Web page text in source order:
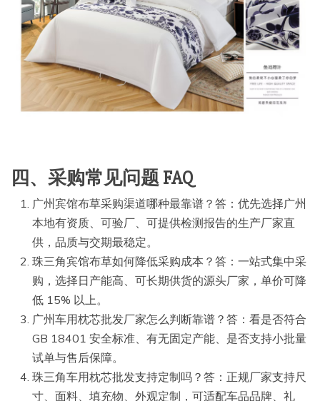
四、采购常见问题 FAQ
广州宾馆布草采购渠道哪种最靠谱？答：优先选择广州
本地有资质、可验厂、可提供检测报告的生产厂家直
供，品质与交期最稳定。
珠三角宾馆布草如何降低采购成本？答：一站式集中采
购，选择日产能高、可长期供货的源头厂家，单价可降
低 15% 以上。
广州车用枕芯批发厂家怎么判断靠谱？答：看是否符合
GB 18401 安全标准、有无固定产能、是否支持小批量
试单与售后保障。
珠三角车用枕芯批发支持定制吗？答：正规厂家支持尺
寸、面料、填充物、外观定制，可适配车品品牌、礼